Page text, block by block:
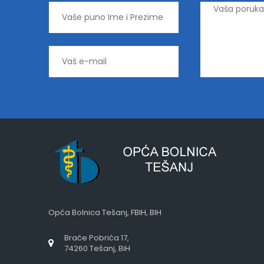
Opća Bolnica Tešanj, FBIH, BIH
Braće Pobrića 17,
74260 Tešanj, BiH